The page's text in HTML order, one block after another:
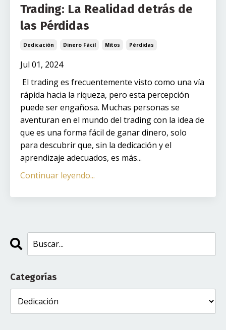
Trading: La Realidad detrás de
las Pérdidas
Dedicación Dinero Fácil Mitos Pérdidas
Jul 01, 2024
El trading es frecuentemente visto como una vía
rápida hacia la riqueza, pero esta percepción
puede ser engañosa. Muchas personas se
aventuran en el mundo del trading con la idea de
que es una forma fácil de ganar dinero, solo
para descubrir que, sin la dedicación y el
aprendizaje adecuados, es más...
Continuar leyendo...
Categorías